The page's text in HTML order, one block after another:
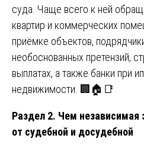
суда. Чаще всего к ней
квартир и коммерческих
приёмке объектов,
необоснованных претензий,
выплатах, а также банки при
недвижимости. 🏢🏠📑
Раздел 2. Чем независимая
от судебной и досудебной